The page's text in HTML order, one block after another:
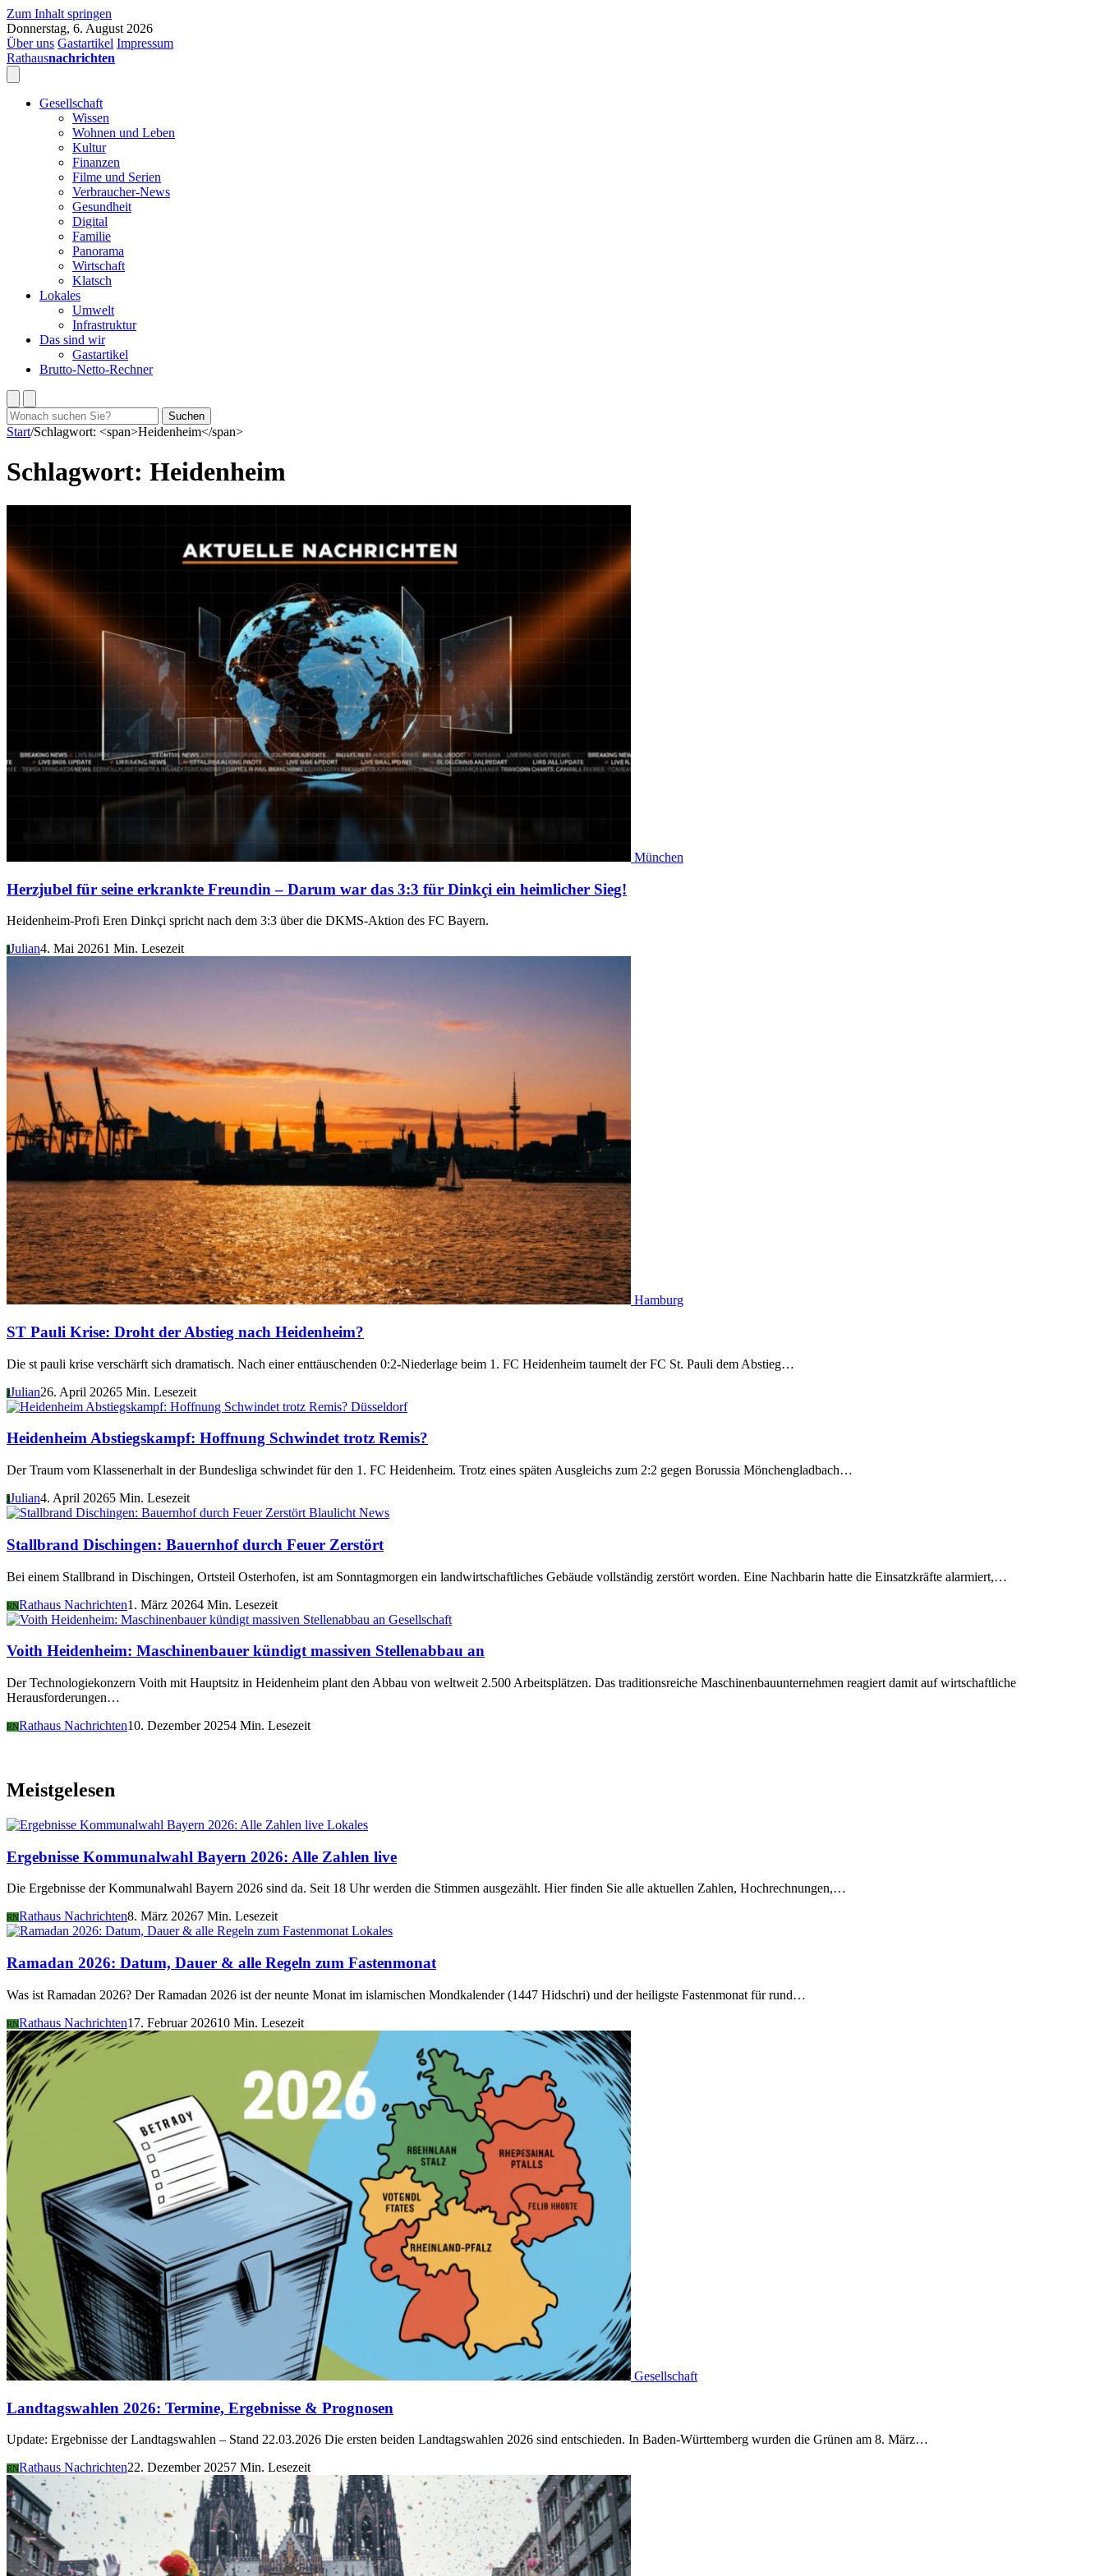
Zum Inhalt springen
Donnerstag, 6. August 2026
Über uns Gastartikel Impressum
Rathausnachrichten
Gesellschaft
Wissen
Wohnen und Leben
Kultur
Finanzen
Filme und Serien
Verbraucher-News
Gesundheit
Digital
Familie
Panorama
Wirtschaft
Klatsch
Lokales
Umwelt
Infrastruktur
Das sind wir
Gastartikel
Brutto-Netto-Rechner
Suchen
nach:
Suchen
Start/Schlagwort: <span>Heidenheim</span>
Schlagwort: Heidenheim
München
Herzjubel für seine erkrankte Freundin – Darum war das 3:3 für Dinkçi ein heimlicher Sieg!
Heidenheim-Profi Eren Dinkçi spricht nach dem 3:3 über die DKMS-Aktion des FC Bayern.
JJulian4. Mai 20261 Min. Lesezeit
Hamburg
ST Pauli Krise: Droht der Abstieg nach Heidenheim?
Die st pauli krise verschärft sich dramatisch. Nach einer enttäuschenden 0:2-Niederlage beim 1. FC Heidenheim taumelt der FC St. Pauli dem Abstieg…
JJulian26. April 20265 Min. Lesezeit
Düsseldorf
Heidenheim Abstiegskampf: Hoffnung Schwindet trotz Remis?
Der Traum vom Klassenerhalt in der Bundesliga schwindet für den 1. FC Heidenheim. Trotz eines späten Ausgleichs zum 2:2 gegen Borussia Mönchengladbach…
JJulian4. April 20265 Min. Lesezeit
Blaulicht News
Stallbrand Dischingen: Bauernhof durch Feuer Zerstört
Bei einem Stallbrand in Dischingen, Ortsteil Osterhofen, ist am Sonntagmorgen ein landwirtschaftliches Gebäude vollständig zerstört worden. Eine Nachbarin hatte die Einsatzkräfte alarmiert,…
RNRathaus Nachrichten1. März 20264 Min. Lesezeit
Gesellschaft
Voith Heidenheim: Maschinenbauer kündigt massiven Stellenabbau an
Der Technologiekonzern Voith mit Hauptsitz in Heidenheim plant den Abbau von weltweit 2.500 Arbeitsplätzen. Das traditionsreiche Maschinenbauunternehmen reagiert damit auf wirtschaftliche
Herausforderungen…
RNRathaus Nachrichten10. Dezember 20254 Min. Lesezeit
Meistgelesen
Lokales
Ergebnisse Kommunalwahl Bayern 2026: Alle Zahlen live
Die Ergebnisse der Kommunalwahl Bayern 2026 sind da. Seit 18 Uhr werden die Stimmen ausgezählt. Hier finden Sie alle aktuellen Zahlen, Hochrechnungen,…
RNRathaus Nachrichten8. März 20267 Min. Lesezeit
Lokales
Ramadan 2026: Datum, Dauer & alle Regeln zum Fastenmonat
Was ist Ramadan 2026? Der Ramadan 2026 ist der neunte Monat im islamischen Mondkalender (1447 Hidschri) und der heiligste Fastenmonat für rund…
RNRathaus Nachrichten17. Februar 202610 Min. Lesezeit
Gesellschaft
Landtagswahlen 2026: Termine, Ergebnisse & Prognosen
Update: Ergebnisse der Landtagswahlen – Stand 22.03.2026 Die ersten beiden Landtagswahlen 2026 sind entschieden. In Baden-Württemberg wurden die Grünen am 8. März…
RNRathaus Nachrichten22. Dezember 20257 Min. Lesezeit